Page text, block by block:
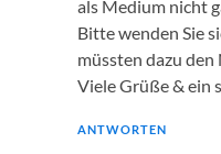
als Medium nicht
Bitte wenden Sie
müssten dazu den
Viele Grüße & ein
ANTWORTEN